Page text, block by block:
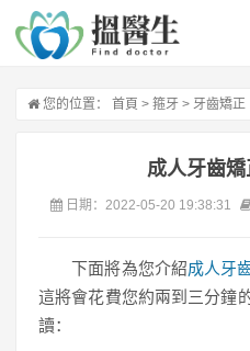
您的位置： 首頁 > 箍牙 > 牙齒矯正
成人牙齒
日期：2022-05-20 19:38:31
下面將為您介紹成人牙
這將會花費您約兩到三分鐘
讀：